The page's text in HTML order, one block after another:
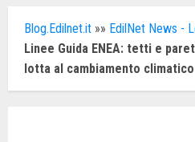
Blog.Edilnet.it »» EdilNet News -
Linee Guida ENEA: tetti e
lotta al cambiamento climatico